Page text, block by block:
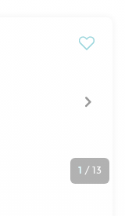
1 / 13